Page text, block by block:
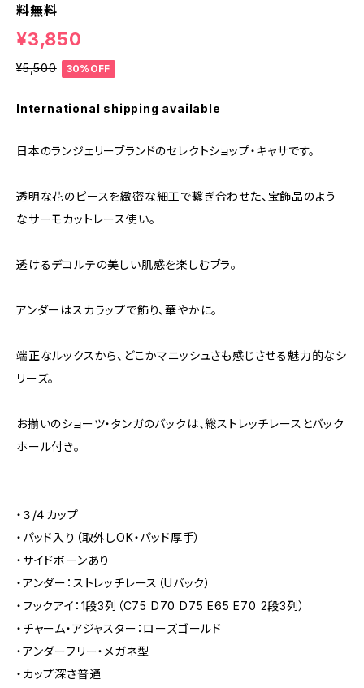
料無料
¥3,850
¥5,500 30%OFF
International shipping available
日本のランジェリーブランドのセレクトショップ・キャサです。
透明な花のピースを緻密な細工で繋ぎ合わせた、宝飾品のよう
なサーモカットレース使い。
透けるデコルテの美しい肌感を楽しむブラ。
アンダーはスカラップで飾り、華やかに。
端正なルックスから、どこかマニッシュさも感じさせる魅力的なシ
リーズ。
お揃いのショーツ・タンガのバックは、総ストレッチレースとバック
ホール付き。
・３/４カップ
・パッド入り（取外しOK・パッド厚手）
・サイドボーンあり
・アンダー：ストレッチレース（Uバック）
・フックアイ：1段3列（C75 D70 D75 E65 E70 2段3列）
・チャーム・アジャスター：ローズゴールド
・アンダーフリー・メガネ型
・カップ深さ普通